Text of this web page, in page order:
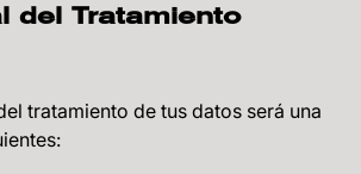
del Tratamiento
tratamiento de tus datos será una